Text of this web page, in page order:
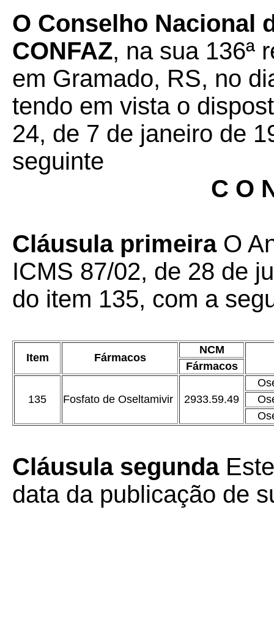
O Conselho Nacional
CONFAZ, na sua 136ª
em Gramado, RS, no
tendo em vista o
24, de 7 de janeiro de
seguinte
C O
Cláusula primeiraO
ICMS 87/02, de 28 de
do item 135, com a
Item Fármacos
NCM
Fármacos
135 Fosfato de Oseltamivir 2933.59.49
Cláusula segunda
data da publicação de